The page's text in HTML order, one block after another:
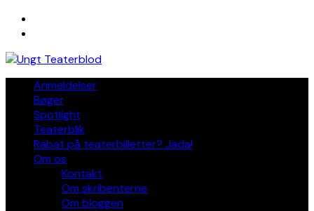
Skip
Anmeldelser
Bøger
Spotlight
Teaterblik
Rabat på teaterbilletter? Jada!
Om os
Kontakt
Om skribenterne
Om bloggen